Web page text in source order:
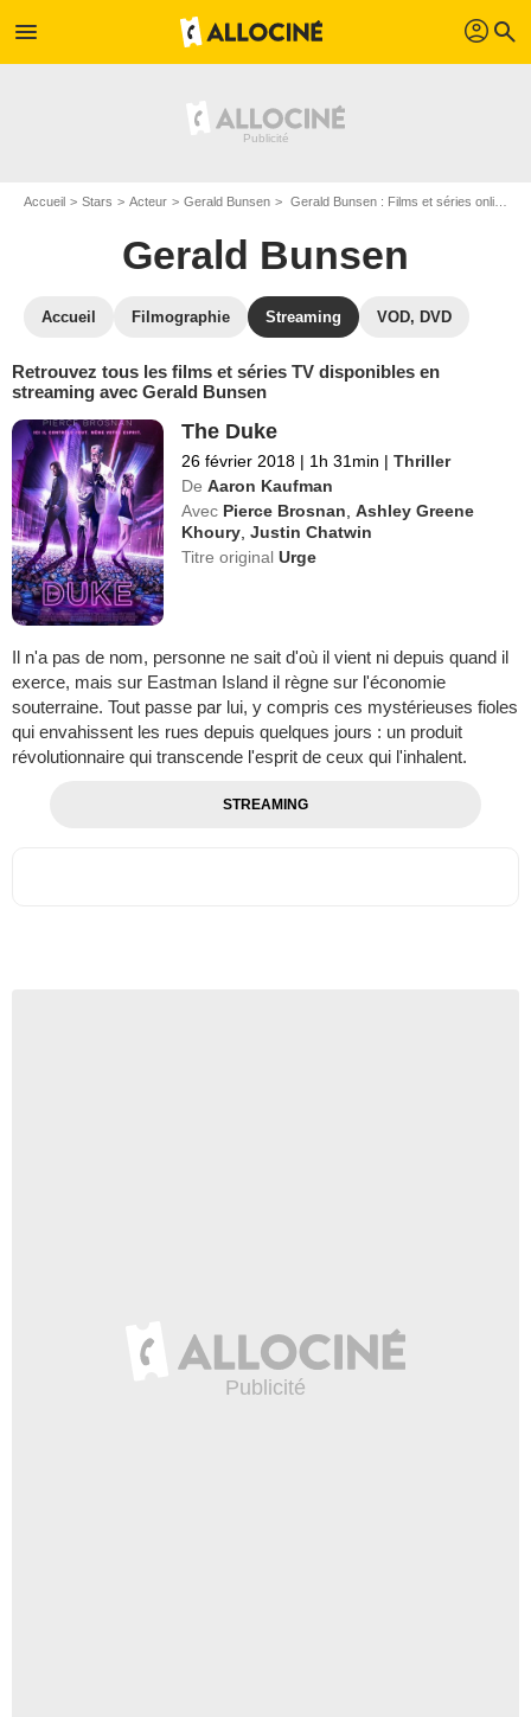
menu profil search
Accueil Stars Acteur Gerald Bunsen Gerald Bunsen : Films et séries online
Gerald Bunsen
Accueil Filmographie Streaming VOD, DVD
Retrouvez tous les films et séries TV disponibles en
streaming avec Gerald Bunsen
The Duke
26 février 2018 | 1h 31min | Thriller
De Aaron Kaufman
Avec Pierce Brosnan ,Ashley Greene
Khoury ,Justin Chatwin
Titre originalUrge
Il n'a pas de nom, personne ne sait d'où il vient ni depuis quand il
exerce, mais sur Eastman Island il règne sur l'économie
souterraine. Tout passe par lui, y compris ces mystérieuses fioles
qui envahissent les rues depuis quelques jours : un produit
révolutionnaire qui transcende l'esprit de ceux qui l'inhalent.
STREAMING